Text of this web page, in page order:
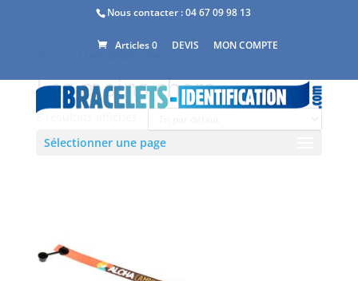
Nous contacter :04 67 09 98 13
Articles 0 DEVIS MON COMPTE
Sélectionner une page
Les moins chers
5 résultats affichés